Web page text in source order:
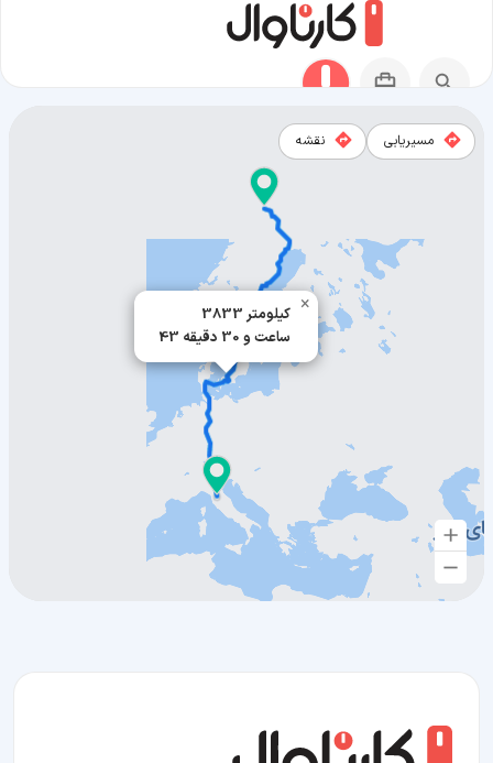
3833 کیلومتر
43 ساعت و 30 دقیقه
×
مسیریابی نقشه
مسیر توسکانی به آبیسکو